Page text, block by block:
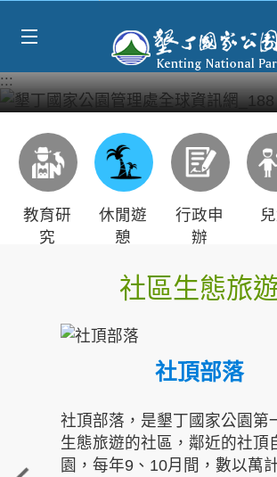
:::
教育研
究
休閒遊
憩
行政申
辦
社區生態旅
社頂部落
社頂部落，是墾丁國家公園第
生態旅遊的社區，鄰近的社頂
園，每年9、10月間，數以萬